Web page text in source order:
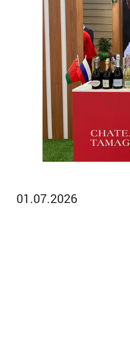
01.07.2026